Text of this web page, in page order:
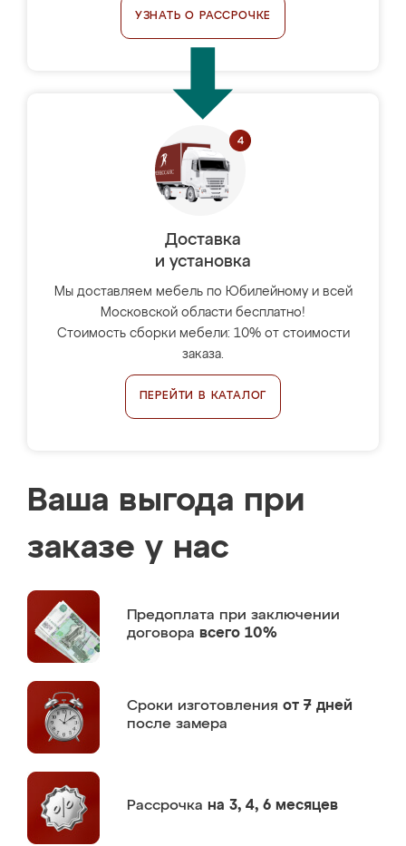
УЗНАТЬ О РАССРОЧКЕ
Доставка
и установка
Мы доставляем мебель по Юбилейному и всей
Московской области бесплатно!
Стоимость сборки мебели: 10% от стоимости
заказа.
ПЕРЕЙТИ В КАТАЛОГ
Ваша выгода при
заказе у нас
Предоплата при заключении
договора всего 10%
Сроки изготовления от 7 дней
после замера
Рассрочка на 3, 4, 6 месяцев